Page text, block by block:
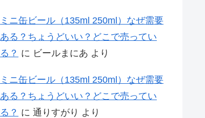
ミニ缶ビール（135ml 250ml）なぜ需要
ある？ちょうどいい？どこで売ってい
る？ に ビールまにあ より
ミニ缶ビール（135ml 250ml）なぜ需要
ある？ちょうどいい？どこで売ってい
る？ に 通りすがり より